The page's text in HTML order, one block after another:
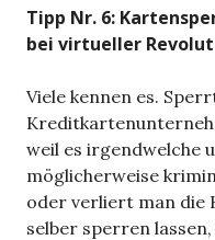
Tipp Nr. 6:
bei virtueller
Viele kennen es.
weil es irgendwelche
möglicherweise
oder verliert man die
selber sperren